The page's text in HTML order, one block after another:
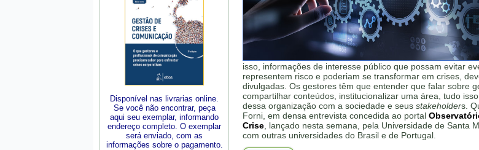
Disponível nas livrarias online.
Se você não encontrar, peça
aqui seu exemplar, informando
endereço completo. O exemplar
será enviado, com as
informações sobre o pagamento.
isso, informações de interesse público que possam evitar
representem risco e poderiam se transformar em crises,
divulgadas. Os gestores têm que entender que falar sobre
compartilhar conteúdos, institucionalizar uma área, tudo
dessa organização com a sociedade e seus stakeholders.
Forni, em densa entrevista concedida ao portal
Crise , lançado nesta semana, pela Universidade de Santa
com outras universidades do Brasil e de Portugal.